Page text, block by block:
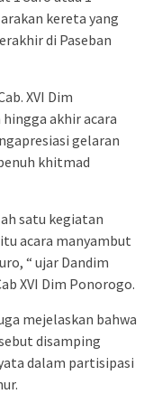
kereta yang
di Paseban
XVI Dim
akhir acara
gelaran
khitmad
satu kegiatan
acara manyambut
“ ujar Dandim
XVI Dim Ponorogo.
mejelaskan bahwa
disamping
dalam partisipasi